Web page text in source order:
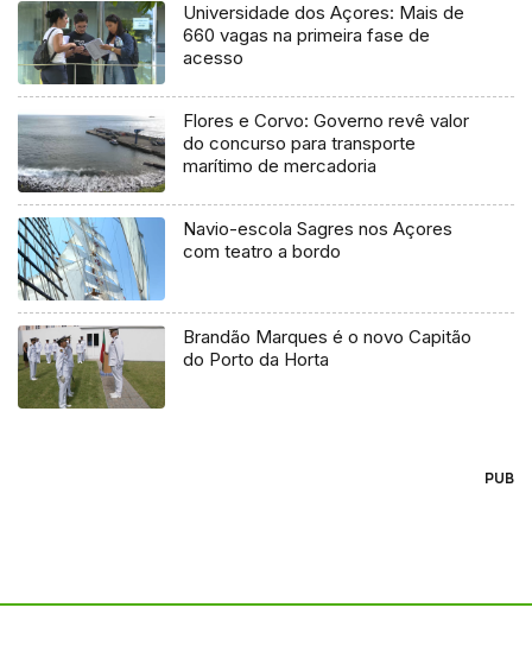
Universidade dos Açores: Mais de
660 vagas na primeira fase de
acesso
Flores e Corvo: Governo revê valor
do concurso para transporte
marítimo de mercadoria
Navio-escola Sagres nos Açores
com teatro a bordo
Brandão Marques é o novo Capitão
do Porto da Horta
PUB